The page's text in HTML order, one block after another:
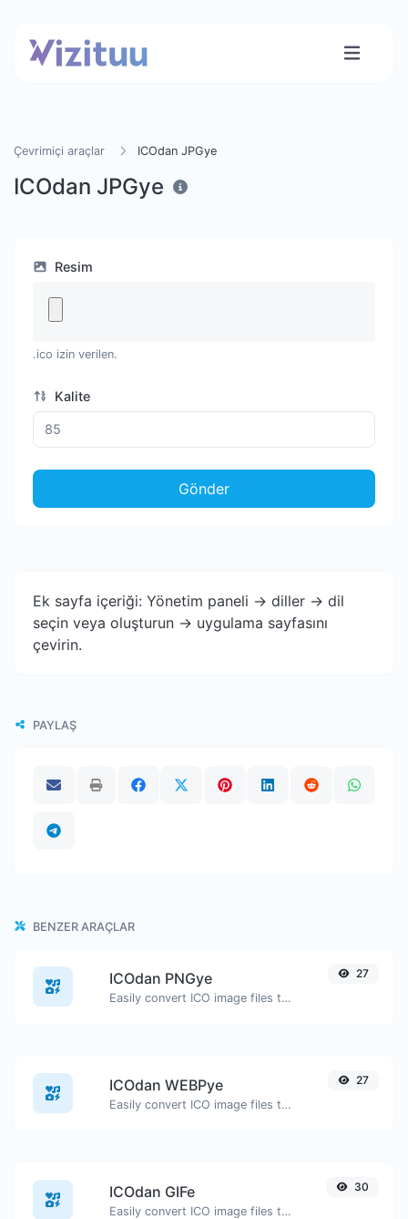
Çevrimiçi araçlar ICOdan JPGye
ICOdan JPGye
Resim
.ico izin verilen.
Kalite
Gönder
Ek sayfa içeriği: Yönetim paneli -> diller -> dil
seçin veya oluşturun -> uygulama sayfasını
çevirin.
PAYLAŞ
BENZER ARAÇLAR
ICOdan PNGye
Easily convert ICO image files to PNG.
27
ICOdan WEBPye
Easily convert ICO image files to WEBP.
27
ICOdan GIFe
Easily convert ICO image files to GIF.
30